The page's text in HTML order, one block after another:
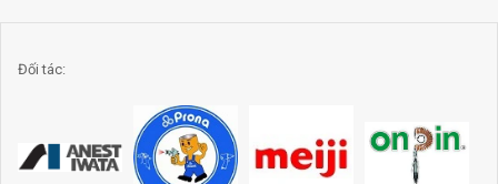
Đối tác: